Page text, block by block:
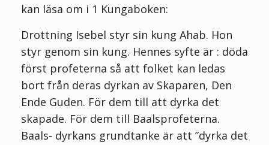
kan läsa om i 1 Kungaboken:
Drottning Isebel styr sin kung Ahab. Hon
styr genom sin kung. Hennes syfte är : döda
först profeterna så att folket kan ledas
bort från deras dyrkan av Skaparen, Den
Ende Guden. För dem till att dyrka det
skapade. För dem till Baalsprofeterna.
Baals- dyrkans grundtanke är att ”dyrka det